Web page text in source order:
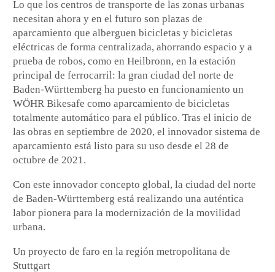
Lo que los centros de transporte de las zonas urbanas
necesitan ahora y en el futuro son plazas de
aparcamiento que alberguen bicicletas y bicicletas
eléctricas de forma centralizada, ahorrando espacio y a
prueba de robos, como en Heilbronn, en la estación
principal de ferrocarril: la gran ciudad del norte de
Baden-Württemberg ha puesto en funcionamiento un
WÖHR Bikesafe como aparcamiento de bicicletas
totalmente automático para el público. Tras el inicio de
las obras en septiembre de 2020, el innovador sistema de
aparcamiento está listo para su uso desde el 28 de
octubre de 2021.
Con este innovador concepto global, la ciudad del norte
de Baden-Württemberg está realizando una auténtica
labor pionera para la modernización de la movilidad
urbana.
Un proyecto de faro en la región metropolitana de
Stuttgart